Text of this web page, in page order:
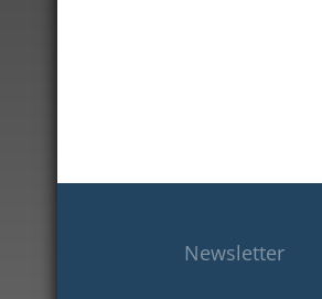
Newsletter